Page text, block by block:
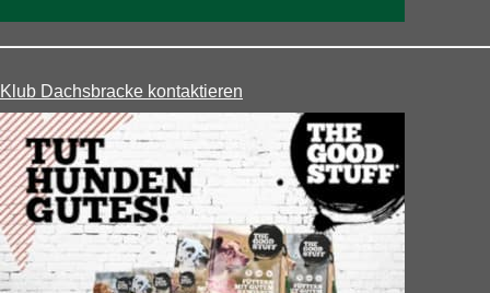
Klub Dachsbracke kontaktieren